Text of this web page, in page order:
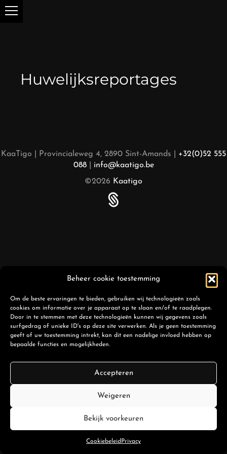
Beheer cookie toestemming
Om de beste ervaringen te bieden, gebruiken wij technologieën zoals
cookies om informatie over je apparaat op te slaan en/of te raadplegen.
Door in te stemmen met deze technologieën kunnen wij gegevens zoals
surfgedrag of unieke ID's op deze site verwerken. Als je geen toestemming
geeft of uw toestemming intrekt, kan dit een nadelige invloed hebben op
bepaalde functies en mogelijkheden.
Accepteren
Weigeren
Bekijk voorkeuren
Cookiebeleid Privacy
Huwelijksreportages
KaaTigo | Provincialeweg 4, 2890 Sint-Amands | +32(0)52 555
088| info@kaatigo.be
©2026 Kaatigo